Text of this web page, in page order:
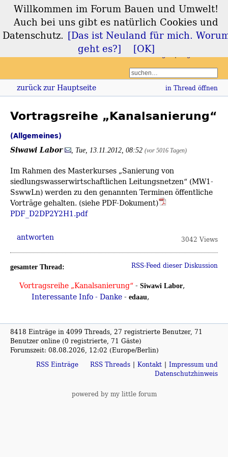
Forum Bauen und
Umwelt
zurück zur Hauptseite in Thread öffnen
Vortragsreihe „Kanalsanierung“
(Allgemeines)
Siwawi Labor Tue, 13.11.2012, 08:52 (vor 5016 Tagen)
Im Rahmen des Masterkurses „Sanierung von
siedlungswasserwirtschaftlichen Leitungsnetzen“ (MW1-
SswwLn) werden zu den genannten Terminen öffentliche
Vorträge gehalten. (siehe PDF-Dokument)
PDF_D2DP2Y2H1.pdf
antworten 3042 Views
gesamter Thread: RSS-Feed dieser Diskussion
Vortragsreihe „Kanalsanierung“- Siwawi Labor,
Interessante Info - Danke- edaau,
8418 Einträge in 4099 Threads, 27 registrierte Benutzer, 71
Benutzer online (0 registrierte, 71 Gäste)
Forumszeit: 08.08.2026, 12:02 (Europe/Berlin)
RSS Einträge
RSS Threads Kontakt
Impressum und
Datenschutzhinweis
powered by my little forum
Willkommen im Forum Bauen und Umwelt!
Auch bei uns gibt es natürlich Cookies und
Datenschutz. [Das ist Neuland für mich.
geht es?]
[OK]